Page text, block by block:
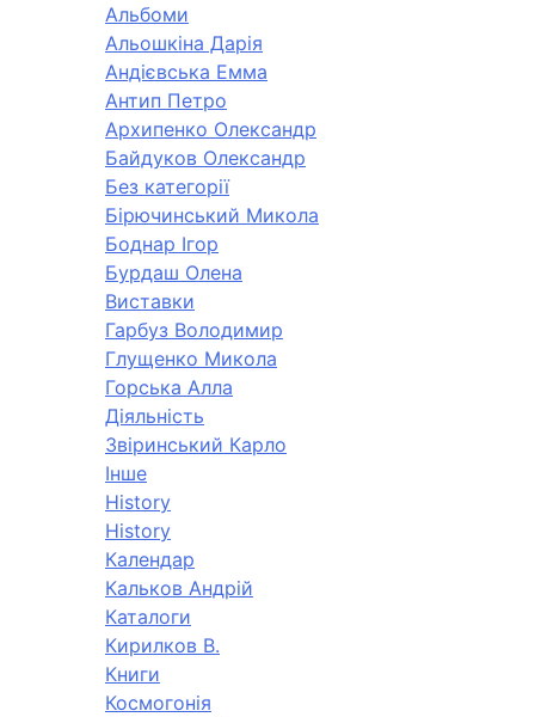
Альбоми
Альошкіна Дарія
Андієвська Емма
Антип Петро
Архипенко Олександр
Байдуков Олександр
Без категорії
Бірючинський Микола
Боднар Ігор
Бурдаш Олена
Виставки
Гарбуз Володимир
Глущенко Микола
Горська Алла
Діяльність
Звіринський Карло
Інше
History
History
Календар
Кальков Андрій
Каталоги
Кирилков В.
Книги
Космогонія